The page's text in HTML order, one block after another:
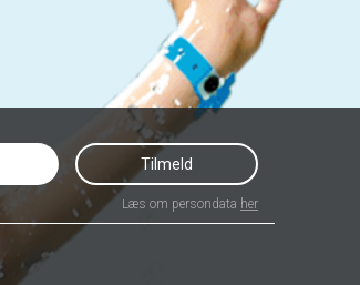
Tilmeld
Læs om persondata her